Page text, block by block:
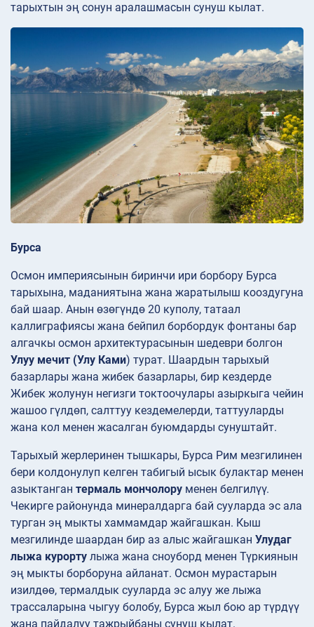
тарыхтын эң сонун аралашмасын сунуш кылат.
Бурса
Осмон империясынын биринчи ири борбору Бурса
тарыхына, маданиятына жана жаратылыш кооздугуна
бай шаар. Анын өзөгүндө 20 куполу, татаал
каллиграфиясы жана бейпил борбордук фонтаны бар
алгачкы осмон архитектурасынын шедеври болгон
Улуу мечит (Улу Ками) турат. Шаардын тарыхый
базарлары жана жибек базарлары, бир кездерде
Жибек жолунун негизги токтоочулары азыркыга чейин
жашоо гүлдөп, салттуу кездемелерди, таттууларды
жана кол менен жасалган буюмдарды сунуштайт.
Тарыхый жерлеринен тышкары, Бурса Рим мезгилинен
бери колдонулуп келген табигый ысык булактар менен
азыктанган термаль мончолору менен белгилүү.
Чекирге районунда минералдарга бай сууларда эс ала
турган эң мыкты хаммамдар жайгашкан. Кыш
мезгилинде шаардан бир аз алыс жайгашкан Улудаг
лыжа курорту лыжа жана сноуборд менен Түркиянын
эң мыкты борборуна айланат. Осмон мурастарын
изилдөө, термалдык сууларда эс алуу же лыжа
трассаларына чыгуу болобу, Бурса жыл бою ар түрдүү
жана пайдалуу тажрыйбаны сунуш кылат.